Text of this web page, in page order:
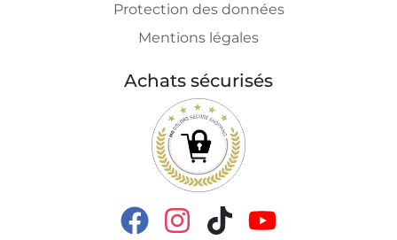
Protection des données
Mentions légales
Achats sécurisés